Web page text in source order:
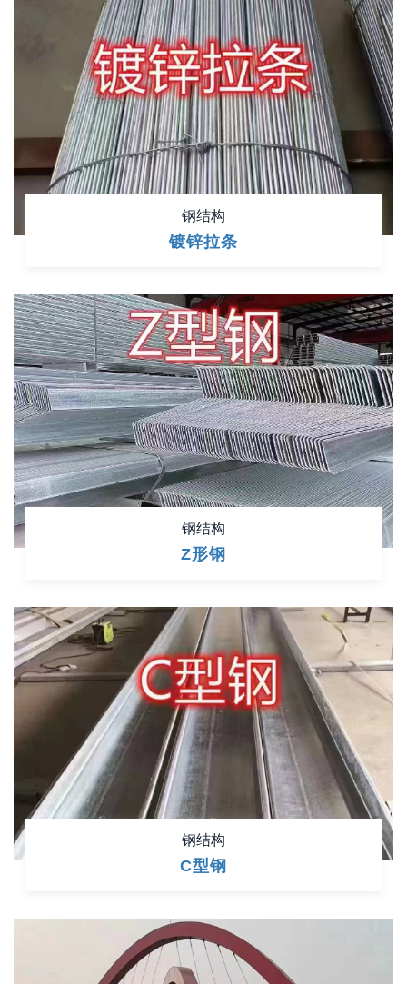
钢结构
镀锌拉条
钢结构
Z形钢
钢结构
C型钢